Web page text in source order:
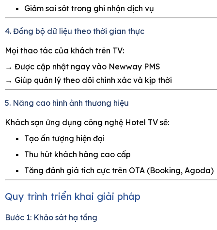
Giảm sai sót trong ghi nhận dịch vụ
4. Đồng bộ dữ liệu theo thời gian thực
Mọi thao tác của khách trên TV:
→ Được cập nhật ngay vào Newway PMS
→ Giúp quản lý theo dõi chính xác và kịp thời
5. Nâng cao hình ảnh thương hiệu
Khách sạn ứng dụng công nghệ Hotel TV sẽ:
Tạo ấn tượng hiện đại
Thu hút khách hàng cao cấp
Tăng đánh giá tích cực trên OTA (Booking, Agoda)
Quy trình triển khai giải pháp
Bước 1: Khảo sát hạ tầng